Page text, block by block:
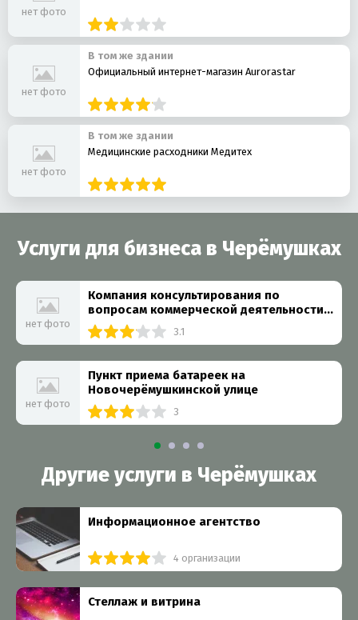
нет фото
нет фото
В том же здании
Официальный интернет-магазин Aurorastar
нет фото
В том же здании
Медицинские расходники Медитех
Услуги для бизнеса в Черёмушках
нет фото
Компания консультирования по
вопросам коммерческой деятельности
и управления Авангард
3.1
нет фото
Пункт приема батареек на
Новочерёмушкинской улице
3
Другие услуги в Черёмушках
Информационное агентство
4 организации
Стеллаж и витрина